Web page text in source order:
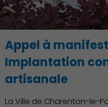
Culture
Appel à
Implantation
artisanale
La Ville de Charenton-le-